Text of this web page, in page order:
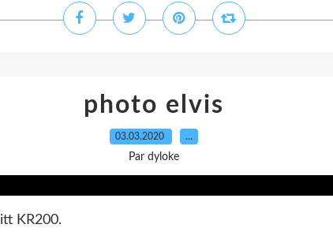
photo elvis
03.03.2020 …
Par dyloke
KR200.